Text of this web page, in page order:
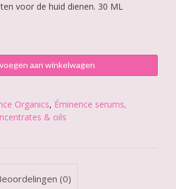
voor de huid dienen. 30 ML
aan winkelwagen
Organics, Éminence serums,
& oils
(0)